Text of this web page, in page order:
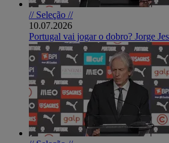
// Seleção //
10.07.2026
Portugal vai jogar o dobro? Jorge